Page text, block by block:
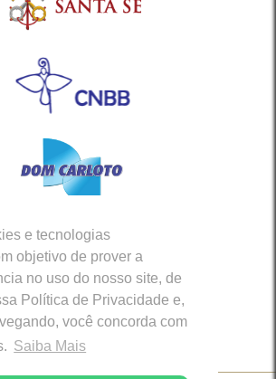
e tecnologias
objetivo de prover a
no uso do nosso site, de
Política de Privacidade e,
você concorda com
Saiba Mais
em nossas Redes Sociais